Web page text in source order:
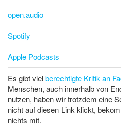
open.audio
Spotify
Apple Podcasts
Es gibt vielberechtigte Kritik an
Menschen, auch innerhalb von
nutzen, haben wir trotzdem eine
nicht auf diesen Link klickt,
nichts mit.